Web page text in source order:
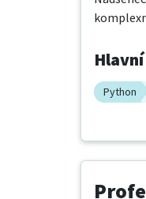
Python